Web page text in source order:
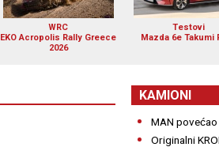
WRC
EKO Acropolis Rally Greece
2026
Testovi
Mazda 6e Takumi
KAMIONI
MAN
Originalni